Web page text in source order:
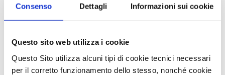
Consenso Dettagli Informazioni sui cookie
Questo sito web utilizza i cookie
Questo Sito utilizza alcuni tipi di cookie tecnici necessari
per il corretto funzionamento dello stesso, nonché cookie